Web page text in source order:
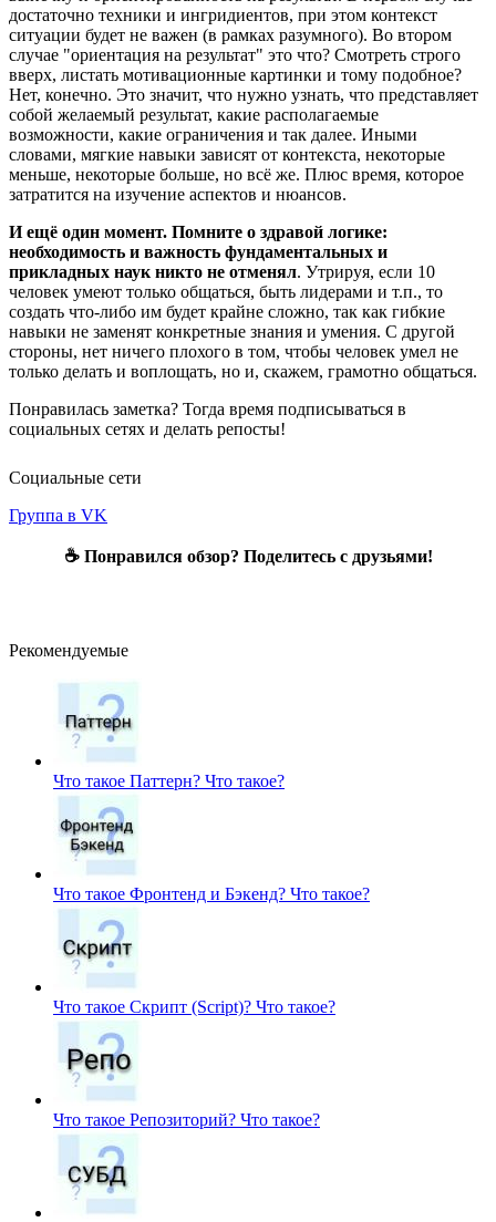
достаточно техники и ингридиентов, при этом контекст
ситуации будет не важен (в рамках разумного). Во втором
случае "ориентация на результат" это что? Смотреть строго
вверх, листать мотивационные картинки и тому подобное?
Нет, конечно. Это значит, что нужно узнать, что представляет
собой желаемый результат, какие располагаемые
возможности, какие ограничения и так далее. Иными
словами, мягкие навыки зависят от контекста, некоторые
меньше, некоторые больше, но всё же. Плюс время, которое
затратится на изучение аспектов и нюансов.
И ещё один момент. Помните о здравой логике:
необходимость и важность фундаментальных и
прикладных наук никто не отменял. Утрируя, если 10
человек умеют только общаться, быть лидерами и т.п., то
создать что-либо им будет крайне сложно, так как гибкие
навыки не заменят конкретные знания и умения. С другой
стороны, нет ничего плохого в том, чтобы человек умел не
только делать и воплощать, но и, скажем, грамотно общаться.
Понравилась заметка? Тогда время подписываться в
социальных сетях и делать репосты!
Социальные сети
Группа в VK
☕ Понравился обзор? Поделитесь с друзьями!
Рекомендуемые
Что такое Паттерн? Что такое?
Что такое Фронтенд и Бэкенд? Что такое?
Что такое Скрипт (Script)? Что такое?
Что такое Репозиторий? Что такое?